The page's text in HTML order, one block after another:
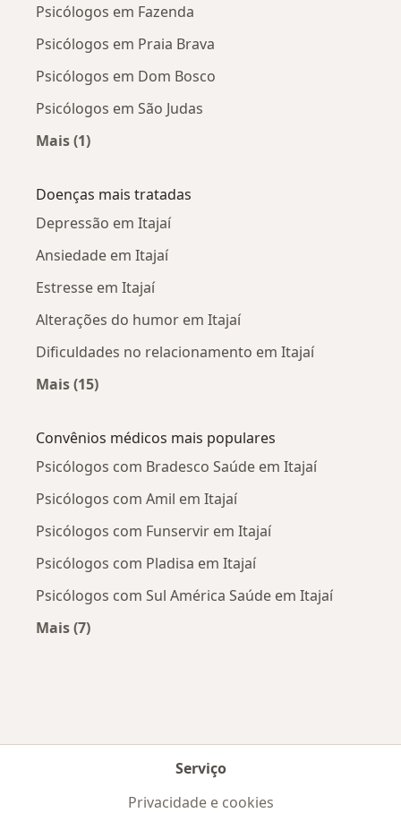
Psicólogos em Fazenda
Psicólogos em Praia Brava
Psicólogos em Dom Bosco
Psicólogos em São Judas
Mais (1)
Doenças mais tratadas
Depressão em Itajaí
Ansiedade em Itajaí
Estresse em Itajaí
Alterações do humor em Itajaí
Dificuldades no relacionamento em Itajaí
Mais (15)
Convênios médicos mais populares
Psicólogos com Bradesco Saúde em Itajaí
Psicólogos com Amil em Itajaí
Psicólogos com Funservir em Itajaí
Psicólogos com Pladisa em Itajaí
Psicólogos com Sul América Saúde em Itajaí
Mais (7)
Serviço
Privacidade e cookies